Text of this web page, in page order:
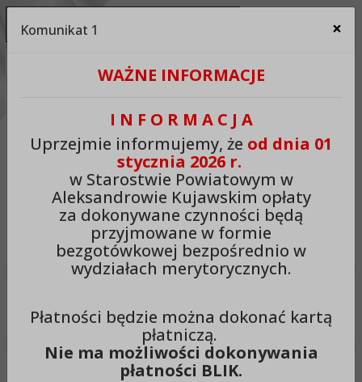
Ukryj panel ułatwień dostępu
A++ Zmień odstęp między literami
Zmień interlinię i margines
Czytaj odnośniki Czytaj tekst
Aleksandrowie Kujawskim
Komunikat 1 ×
WAŻNE INFORMACJE
I N F O R M A C J A
Uprzejmie informujemy, że od dnia 01
stycznia 2026 r.
w Starostwie Powiatowym w
Aleksandrowie Kujawskim opłaty
za dokonywane czynności będą
przyjmowane w formie
bezgotówkowej bezpośrednio w
wydziałach merytorycznych.
Płatności będzie można dokonać kartą
płatniczą.
Nie ma możliwości dokonywania
płatności BLIK.